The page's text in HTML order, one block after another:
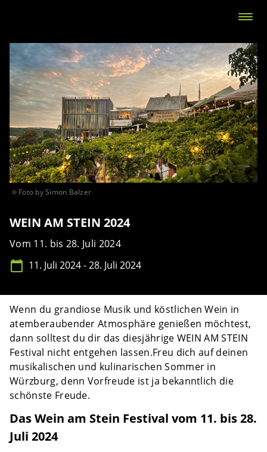
Foto by Simon Balzer
WEIN AM STEIN 2024
Vom 11. bis 28. Juli 2024
11. Juli 2024 - 28. Juli 2024
Wenn du grandiose Musik und köstlichen Wein in
atemberaubender Atmosphäre genießen möchtest,
dann solltest du dir das diesjährige WEIN AM STEIN
Festival nicht entgehen lassen.Freu dich auf deinen
musikalischen und kulinarischen Sommer in
Würzburg, denn Vorfreude ist ja bekanntlich die
schönste Freude.
Das Wein am Stein Festival vom 11. bis 28.
Juli 2024